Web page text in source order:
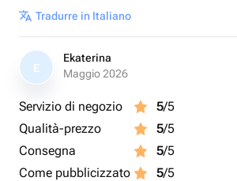
Tradurre in Italiano
E
Ekaterina
Maggio 2026
Servizio di negozio 5/5
Qualità-prezzo
5/5
Consegna
5/5
Come pubblicizzato
5/5